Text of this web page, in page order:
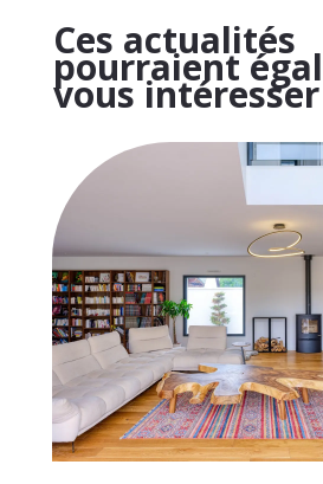
Ces actualités
pourraient
vous intéresser